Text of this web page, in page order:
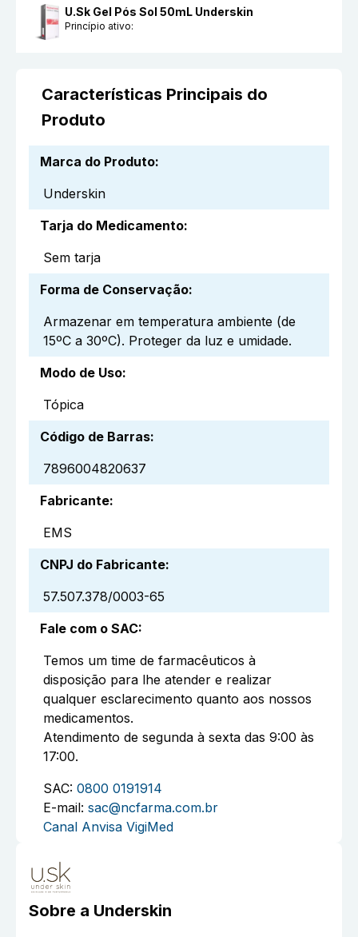
U.Sk Gel Pós Sol 50mL Underskin
Princípio ativo:
Características Principais do
Produto
Marca do Produto:
Underskin
Tarja do Medicamento:
Sem tarja
Forma de Conservação:
Armazenar em temperatura ambiente (de
15ºC a 30ºC). Proteger da luz e umidade.
Modo de Uso:
Tópica
Código de Barras:
7896004820637
Fabricante:
EMS
CNPJ do Fabricante:
57.507.378/0003-65
Fale com o SAC:
Temos um time de farmacêuticos à
disposição para lhe atender e realizar
qualquer esclarecimento quanto aos nossos
medicamentos.
Atendimento de segunda à sexta das 9:00 às
17:00.
SAC: 0800 0191914
E-mail: sac@ncfarma.com.br
Canal Anvisa VigiMed
Sobre a Underskin